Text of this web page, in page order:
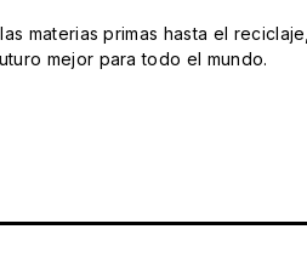
materias primas hasta el
mejor para todo el mundo.